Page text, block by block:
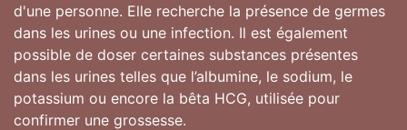
d'une personne. Elle recherche la présence de germes
dans les urines ou une infection. Il est également
possible de doser certaines substances présentes
dans les urines telles que l’albumine, le sodium, le
potassium ou encore la bêta HCG, utilisée pour
confirmer une grossesse.